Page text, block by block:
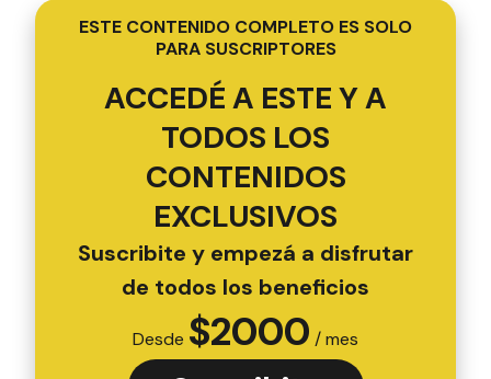
ESTE CONTENIDO COMPLETO ES SOLO
PARA SUSCRIPTORES
ACCEDÉ A ESTE Y A
TODOS LOS
CONTENIDOS
EXCLUSIVOS
Suscribite y empezá a disfrutar
de todos los beneficios
Desde $2000 / mes